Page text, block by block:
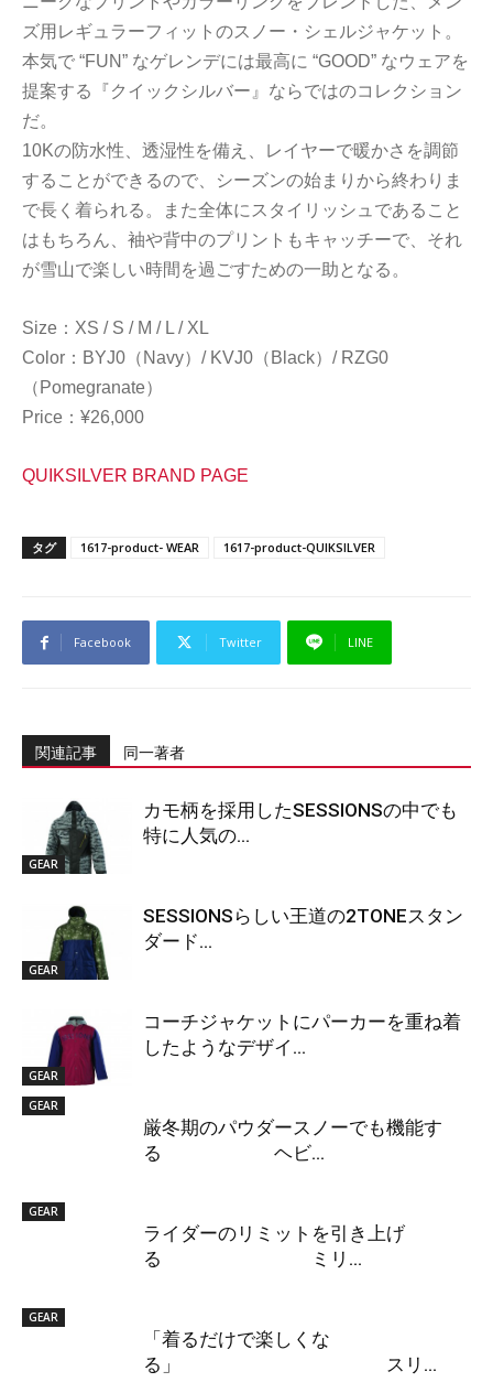
ズ用レギュラーフィットのスノー・シェルジャケット。
本気で “FUN” なゲレンデには最高に “GOOD” なウェアを
提案する『クイックシルバー』ならではのコレクション
だ。
10Kの防水性、透湿性を備え、レイヤーで暖かさを調節
することができるので、シーズンの始まりから終わりま
で長く着られる。また全体にスタイリッシュであること
はもちろん、袖や背中のプリントもキャッチーで、それ
が雪山で楽しい時間を過ごすための一助となる。
Size：XS / S / M / L / XL
Color：BYJ0（Navy）/ KVJ0（Black）/ RZG0
（Pomegranate）
Price：¥26,000
QUIKSILVER BRAND PAGE
タグ 1617-product- WEAR 1617-product-QUIKSILVER
Facebook Twitter LINE
関連記事 同一著者
GEAR
カモ柄を採用したSESSIONSの中でも
特に人気の...
GEAR
SESSIONSらしい王道の2TONEスタン
ダード...
GEAR
コーチジャケットにパーカーを重ね着
したようなデザイ...
GEAR
厳冬期のパウダースノーでも機能す
る ヘビ...
GEAR
ライダーのリミットを引き上げ
る ミリ...
GEAR
「着るだけで楽しくな
る」 スリ...